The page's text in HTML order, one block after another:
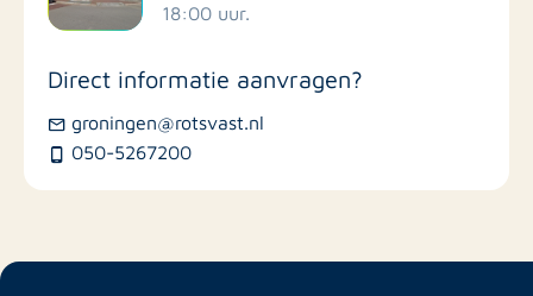
Busstations
18:00 uur.
Direct informatie aanvragen?
groningen@rotsvast.nl
050-5267200